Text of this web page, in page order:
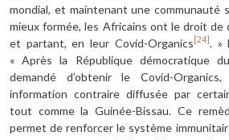
mondial, et maintenant une communauté
mieux formée, les Africains ont le droit
et partant, en leur Covid-Organics [24] . »
« Après la République démocratique
demandé d’obtenir le Covid-
information contraire diffusée par
tout comme la Guinée-Bissau. Ce
permet de renforcer le système